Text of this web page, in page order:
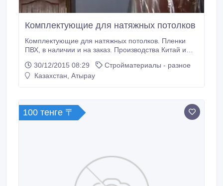
Комплектующие для натяжных потолков
Комплектующие для натяжных потолков. Пленки
ПВХ, в наличии и на заказ. Производства Китай и
цены, отличное качество. Со склада в Алматы и
Астане. Отправки по всем регионам Казахстана..
30/12/2015 08:29
Стройматериалы - разное
Казахстан, Атырау
100 тенге 〒